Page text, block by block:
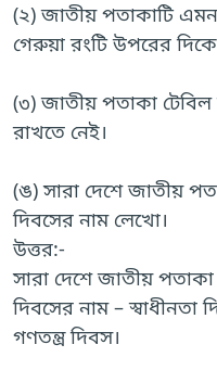
(২) জাতীয় পতাকাটি
গেরুয়া রংটি উপরের
(৩) জাতীয় পতাকা
রাখতে নেই।
(ঙ) সারা দেশে জাতীয়
দিবসের নাম লেখো।
উত্তর:-
সারা দেশে জাতীয়
দিবসের নাম – স্বাধীনতা
গণতন্ত্র দিবস।